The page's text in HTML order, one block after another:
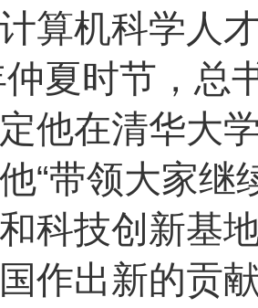
算机科学人
夏时节，总
他在清华大
“带领大家继
科技创新基
作出新的贡